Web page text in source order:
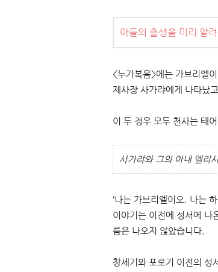
아들의 출생을 미리 알
<누가복음>에는 가브리엘
제사장 사가랴에게 나타났
이 두 경우 모두 천사는 태
사가랴와 그의 아내 엘리
‘나는 가브리엘이오. 나는
이야기는 이전에 성서에 나
름은 나오지 않았습니다.
창세기와 포로기 이전의 성